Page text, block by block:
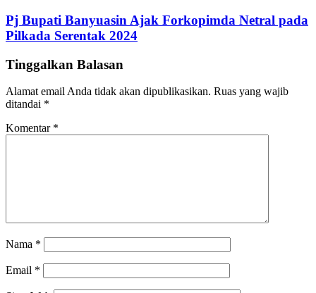
Pj Bupati Banyuasin Ajak Forkopimda Netral pada
Pilkada Serentak 2024
Tinggalkan Balasan
Alamat email Anda tidak akan dipublikasikan. Ruas yang wajib
ditandai *
Komentar *
Nama *
Email *